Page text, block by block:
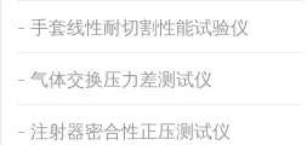
手套线性耐切割性能试验仪
气体交换压力差测试仪
注射器密合性正压测试仪